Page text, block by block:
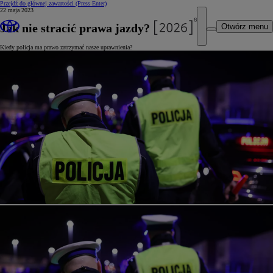
Przejdź do głównej zawartości (Press Enter)
Otwórz menu
22 maja 2023
Jak nie stracić prawa jazdy?
Kiedy policja ma prawo zatrzymać nasze uprawnienia?